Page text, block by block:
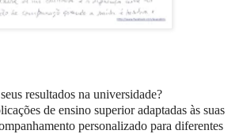
resultados na universidade?
de ensino superior adaptadas às suas
personalizado para diferentes